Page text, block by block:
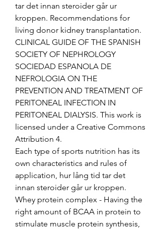
tar det innan steroider går ur
kroppen. Recommendations for
living donor kidney transplantation.
CLINICAL GUIDE OF THE SPANISH
SOCIETY OF NEPHROLOGY
SOCIEDAD ESPANOLA DE
NEFROLOGIA ON THE
PREVENTION AND TREATMENT OF
PERITONEAL INFECTION IN
PERITONEAL DIALYSIS. This work is
licensed under a Creative Commons
Attribution 4.
Each type of sports nutrition has its
own characteristics and rules of
application, hur lång tid tar det
innan steroider går ur kroppen.
Whey protein complex - Having the
right amount of BCAA in protein to
stimulate muscle protein synthesis,